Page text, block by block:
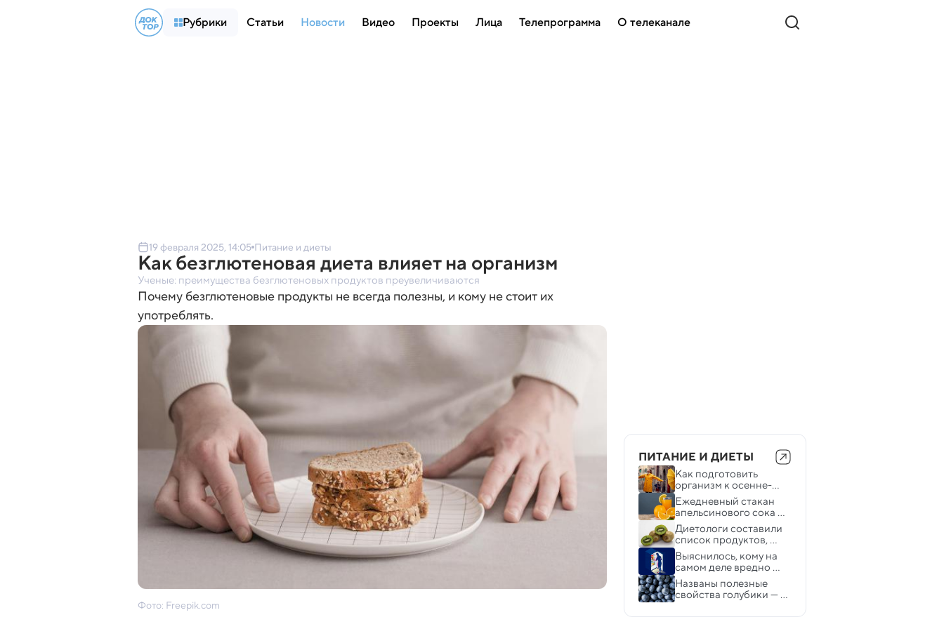
Рубрики Статьи Новости Видео Проекты Лица Телепрограмма О телеканале
19 февраля 2025, 14:05 Питание и диеты
Как безглютеновая диета влияет на организм
Ученые: преимущества безглютеновых продуктов преувеличиваются
Почему безглютеновые продукты не всегда полезны, и кому не стоит их
употреблять.
Фото: Freepik.com
ПИТАНИЕ И ДИЕТЫ
Как подготовить
организм к осенне-
зимнему сезону
Ежедневный стакан
апельсинового сока
снижает уровень
холестерина
Диетологи составили
список продуктов,
помогающих при
запорах
Выяснилось, кому на
самом деле вредно
есть после 17:00
Названы полезные
свойства голубики —
особенно она нужна
детям